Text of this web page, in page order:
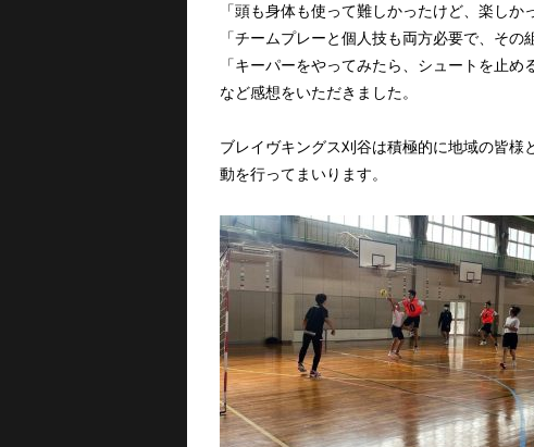
「頭も身体も使って難しかったけど、楽しか
「チームプレーと個人技も両方必要で、その
「キーパーをやってみたら、シュートを止め
など感想をいただきました。
ブレイヴキングス刈谷は積極的に地域の皆
動を行ってまいります。